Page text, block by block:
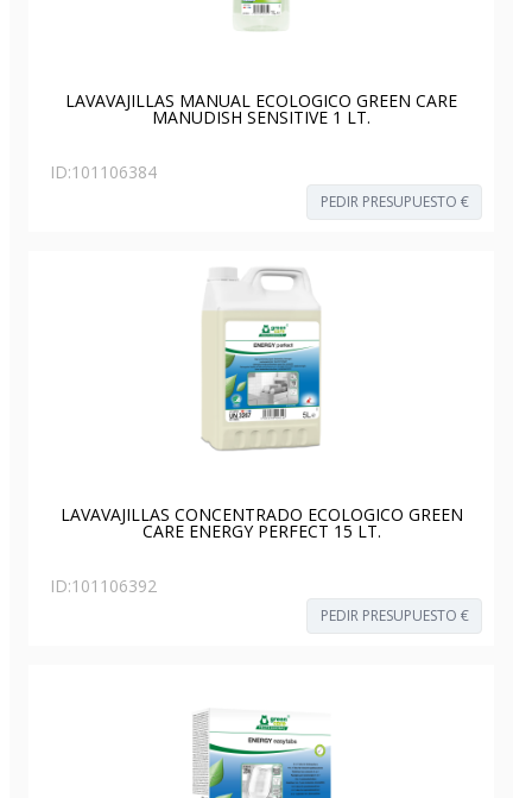
LAVAVAJILLAS MANUAL ECOLOGICO GREEN CARE
MANUDISH SENSITIVE 1 LT.
ID:101106384
PEDIR PRESUPUESTO €
LAVAVAJILLAS CONCENTRADO ECOLOGICO GREEN
CARE ENERGY PERFECT 15 LT.
ID:101106392
PEDIR PRESUPUESTO €